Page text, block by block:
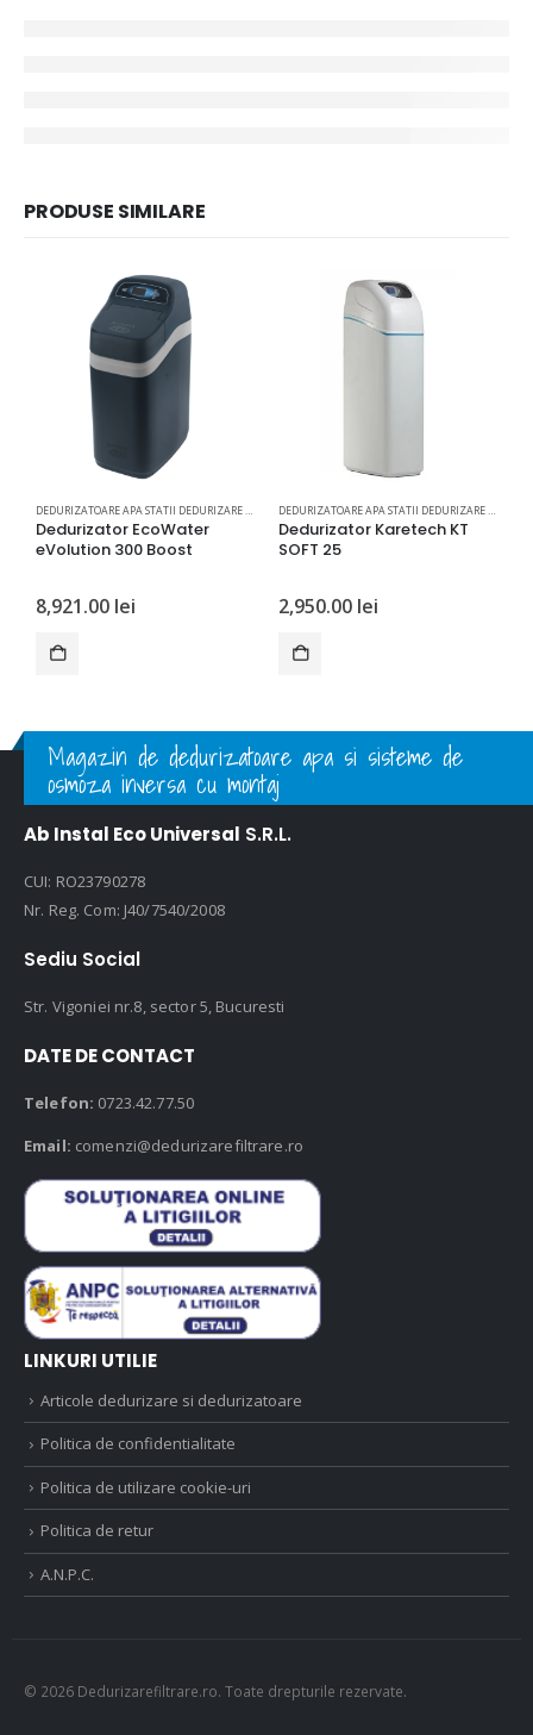
PRODUSE SIMILARE
DEDURIZATOARE APA STATII DEDURIZARE APA
Dedurizator EcoWater
eVolution 300 Boost
8,921.00 lei
DEDURIZATOARE APA STATII DEDURIZARE APA
Dedurizator Karetech KT
SOFT 25
2,950.00 lei
Magazin de dedurizatoare apa si sisteme de
osmoza inversa cu montaj
Ab Instal Eco Universal S.R.L.
CUI: RO23790278
Nr. Reg. Com: J40/7540/2008
Sediu Social
Str. Vigoniei nr.8, sector 5, Bucuresti
DATE DE CONTACT
Telefon: 0723.42.77.50
Email: comenzi@dedurizarefiltrare.ro
LINKURI UTILIE
Articole dedurizare si dedurizatoare
Politica de confidentialitate
Politica de utilizare cookie-uri
Politica de retur
A.N.P.C.
© 2026 Dedurizarefiltrare.ro. Toate drepturile rezervate.